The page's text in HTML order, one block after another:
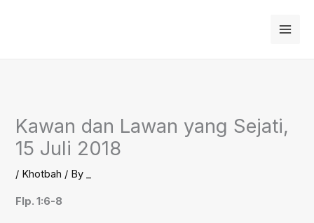
Kawan dan Lawan yang Sejati,
15 Juli 2018
/ Khotbah / By
Flp. 1:6-8